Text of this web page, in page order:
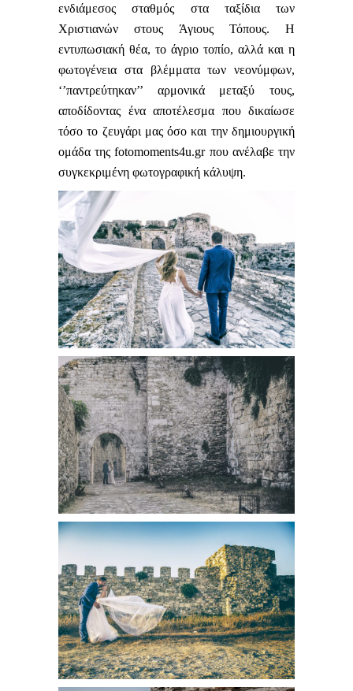
ενδιάμεσος σταθμός στα ταξίδια των
Χριστιανών στους Άγιους Τόπους. Η
εντυπωσιακή θέα, το άγριο τοπίο, αλλά και η
φωτογένεια στα βλέμματα των νεονύμφων,
‘’παντρεύτηκαν’’ αρμονικά μεταξύ τους,
αποδίδοντας ένα αποτέλεσμα που δικαίωσε
τόσο το ζευγάρι μας όσο και την δημιουργική
ομάδα τηςfotomoments4u.grπου ανέλαβε την
συγκεκριμένη φωτογραφική κάλυψη.